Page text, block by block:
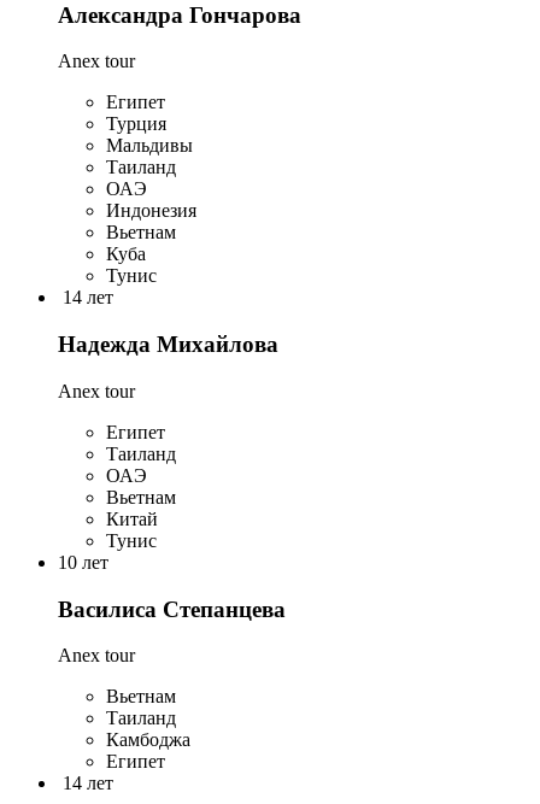
Александра Гончарова
Anex tour
Египет
Турция
Мальдивы
Таиланд
ОАЭ
Индонезия
Вьетнам
Куба
Тунис
14 лет
Надежда Михайлова
Anex tour
Египет
Таиланд
ОАЭ
Вьетнам
Китай
Тунис
10 лет
Василиса Степанцева
Anex tour
Вьетнам
Таиланд
Камбоджа
Египет
14 лет